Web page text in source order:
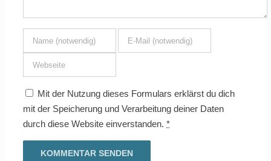
Mit der Nutzung dieses Formulars erklärst du dich
mit der Speicherung und Verarbeitung deiner Daten
durch diese Website einverstanden. *